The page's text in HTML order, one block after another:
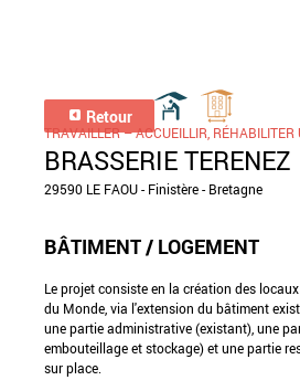
Retour
TRAVAILLER – ACCUEILLIR,
BRASSERIE TERENEZ
29590 LE FAOU - Finistère - Bretagne
BÂTIMENT / LOGEMENT
Le projet consiste en la création des
du Monde, via l'extension du bâtiment
une partie administrative (existant), une
embouteillage et stockage) et une partie
sur place.